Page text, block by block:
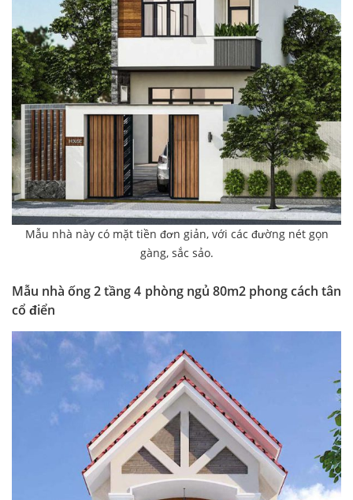
Mẫu nhà này có mặt tiền đơn giản, với các đường nét gọn
gàng, sắc sảo.
Mẫu nhà ống 2 tầng 4 phòng ngủ 80m2 phong cách tân
cổ điển